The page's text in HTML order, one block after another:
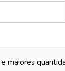
maiores